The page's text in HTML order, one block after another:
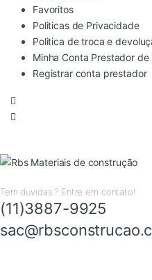
Favoritos
Politicas de Privacidade
Politica de troca e
Minha Conta Prestador de
Registrar conta prestador
Tem duvidas ? Entre em contato!
(11)3887-9925